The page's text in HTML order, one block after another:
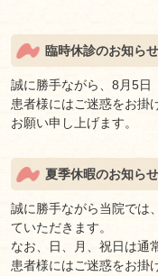
臨時休診のお知らせ
誠に勝手ながら、8月5日
患者様にはご迷惑をお掛
お願い申し上げます。
夏季休暇のお知らせ
誠に勝手ながら当院では
ていただきます。
なお、日、月、祝日は通
患者様にはご迷惑をお掛